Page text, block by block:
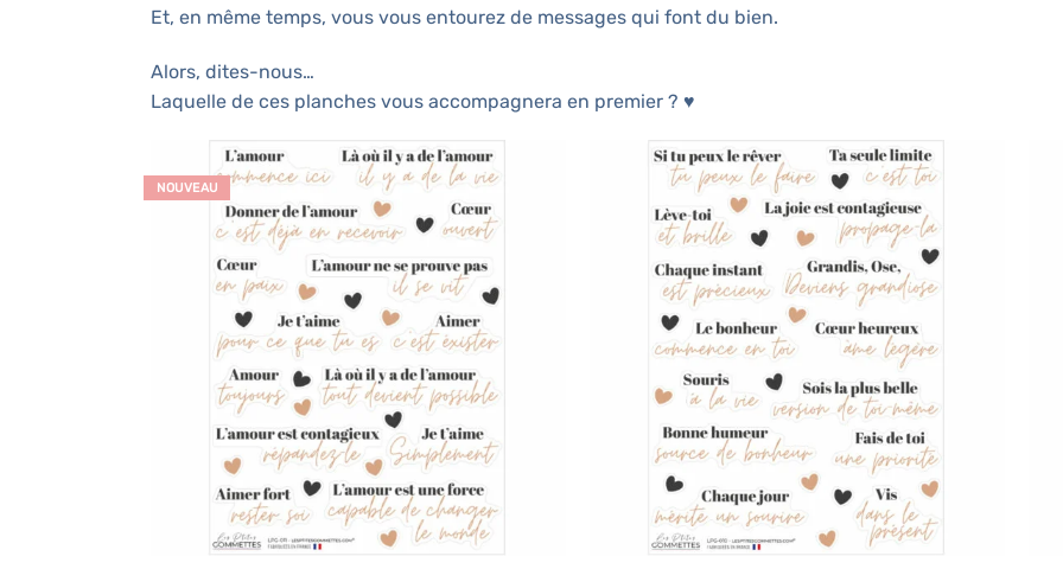
Et, en même temps, vous vous entourez de messages qui font du bien.
Alors, dites-nous…
Laquelle de ces planches vous accompagnera en premier ? ♥
NOUVEAU